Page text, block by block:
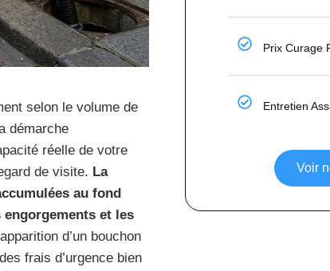
selon le volume de
démarche
réelle de votre
de visite. La
au fond
engorgements et les
d’un bouchon
frais d’urgence bien
Prix Curage
Entretien
Voir